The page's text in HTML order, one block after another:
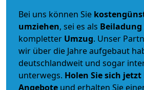
Bei uns können Sie
umziehen, sei es als Beiladung
kompletter Umzug. Unser
wir über die Jahre aufgebaut
deutschlandweit und sogar
unterwegs. Holen Sie sich
Angebote und erhalten Sie